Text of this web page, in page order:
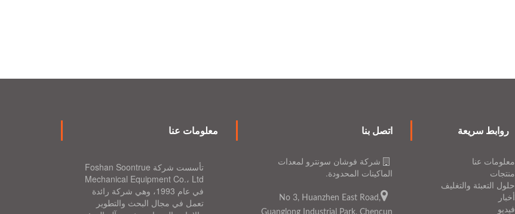
معلومات عنا
تأسست شركة Foshan Soontrue
Mechanical Equipment Co.، Ltd
في عام 1993، وهي شركة رائدة
تعمل في مجال البحث والتطوير
اتصل بنا
شركة فوشان سونترو لمعدات
الماكينات المحدودة.
No 3, Huanzhen East Road,
Guanglong Industrial Park, Chencun
روابط سريعة
معلومات عنا
منتجات
حلول التعبئة والتغليف
أخبار
فيديو